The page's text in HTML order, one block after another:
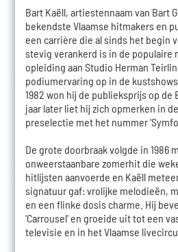
Bart Kaëll, artiestennaam van Bart
bekendste Vlaamse hitmakers en
een carrière die al sinds het begin
stevig verankerd is in de populaire
opleiding aan Studio Herman
podiumervaring op in de
1982 won hij de publieksprijs op de
jaar later liet hij zich opmerken in
preselectie met het nummer
De grote doorbraak volgde in 1986
onweerstaanbare zomerhit die
hitlijsten aanvoerde en Kaëll
signatuur gaf: vrolijke melodieën,
en een flinke dosis charme. Hij
'Carrousel' en groeide uit tot een
televisie en in het Vlaamse